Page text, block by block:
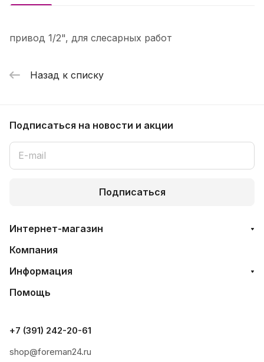
привод 1/2", для слесарных работ
Назад к списку
Подписаться на новости и акции
Подписаться
Интернет-магазин
Компания
Информация
Помощь
+7 (391) 242-20-61
shop@foreman24.ru